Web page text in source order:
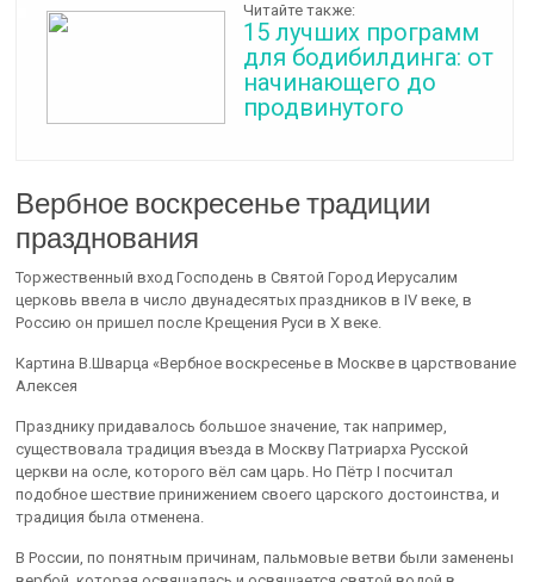
Читайте также:
15 лучших программ
для бодибилдинга: от
начинающего до
продвинутого
Вербное воскресенье традиции
празднования
Торжественный вход Господень в Святой Город Иерусалим
церковь ввела в число двунадесятых праздников в ІV веке, в
Россию он пришел после Крещения Руси в Х веке.
Картина В.Шварца «Вербное воскресенье в Москве в царствование
Алексея
Празднику придавалось большое значение, так например,
существовала традиция въезда в Москву Патриарха Русской
церкви на осле, которого вёл сам царь. Но Пётр І посчитал
подобное шествие принижением своего царского достоинства, и
традиция была отменена.
В России, по понятным причинам, пальмовые ветви были заменены